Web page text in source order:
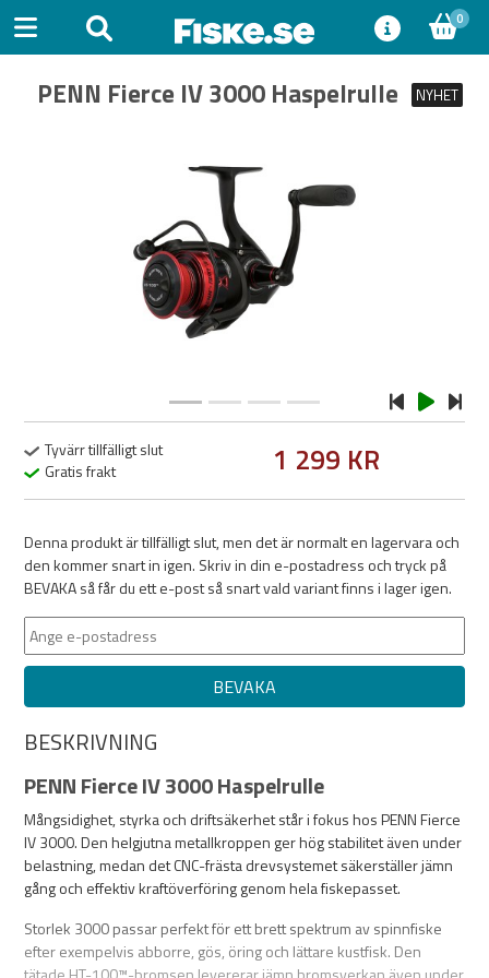
0
PENN Fierce IV 3000 Haspelrulle NYHET
Tyvärr tillfälligt slut
Gratis frakt
1 299 KR
Denna produkt är tillfälligt slut, men det är normalt en lagervara och
den kommer snart in igen. Skriv in din e-postadress och tryck på
BEVAKA så får du ett e-post så snart vald variant finns i lager igen.
BEVAKA
BESKRIVNING
PENN Fierce IV 3000 Haspelrulle
Mångsidighet, styrka och driftsäkerhet står i fokus hos PENN Fierce
IV 3000. Den helgjutna metallkroppen ger hög stabilitet även under
belastning, medan det CNC-frästa drevsystemet säkerställer jämn
gång och effektiv kraftöverföring genom hela fiskepasset.
Storlek 3000 passar perfekt för ett brett spektrum av spinnfiske
efter exempelvis abborre, gös, öring och lättare kustfisk. Den